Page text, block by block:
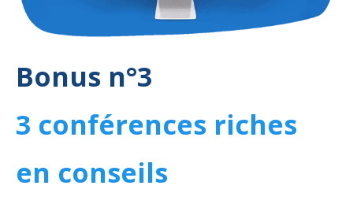
Bonus n°3
3 conférences riches
en conseils